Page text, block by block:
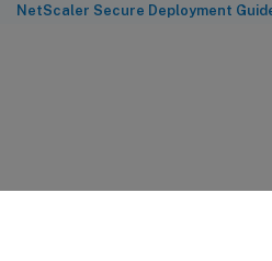
NetScaler Secure Deployment